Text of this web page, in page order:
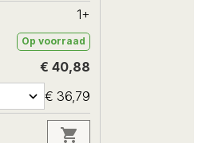
1+
Op voorraad
€ 40,88
€ 36,79